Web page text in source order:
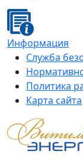
Информация
Служба
Политика
Карта сайта